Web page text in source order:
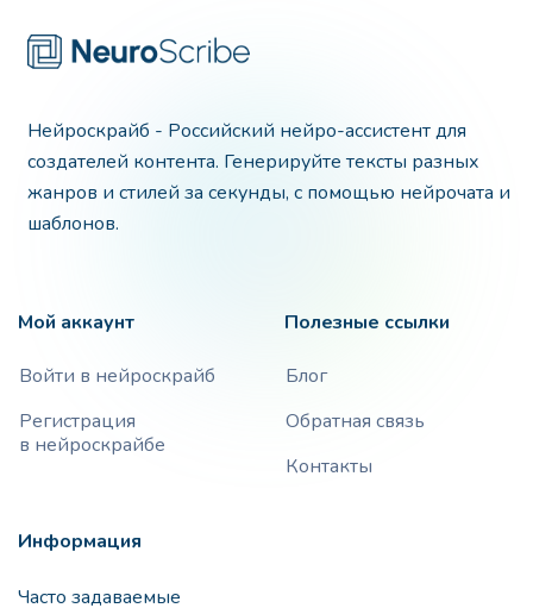
Нейроскрайб - Российский нейро-ассистент для
создателей контента. Генерируйте тексты разных
жанров и стилей за секунды, с помощью нейрочата и
шаблонов.
Мой аккаунт
Войти в нейроскрайб
Регистрация
в нейроскрайбе
Полезные ссылки
Блог
Обратная связь
Контакты
Информация
Часто задаваемые